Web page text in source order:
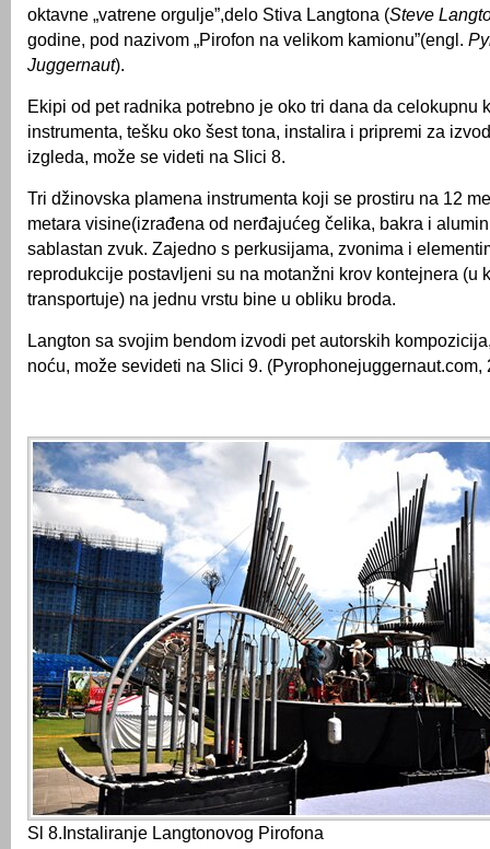
oktavne „vatrene orgulje”,delo Stiva Langtona (Steve
godine, pod nazivom „Pirofon na velikom kamionu”(engl.
Juggernaut).
Ekipi od pet radnika potrebno je oko tri dana da celokupnu
instrumenta, tešku oko šest tona, instalira i pripremi za
izgleda, može se videti na Slici 8.
Tri džinovska plamena instrumenta koji se prostiru na 12
metara visine(izrađena od nerđajućeg čelika, bakra i
sablastan zvuk. Zajedno s perkusijama, zvonima i
reprodukcije postavljeni su na motanžni krov kontejnera (u
transportuje) na jednu vrstu bine u obliku broda.
Langton sa svojim bendom izvodi pet autorskih
noću, može sevideti na Slici 9. (Pyrophonejuggernaut.com,
Sl 8.Instaliranje Langtonovog Pirofona